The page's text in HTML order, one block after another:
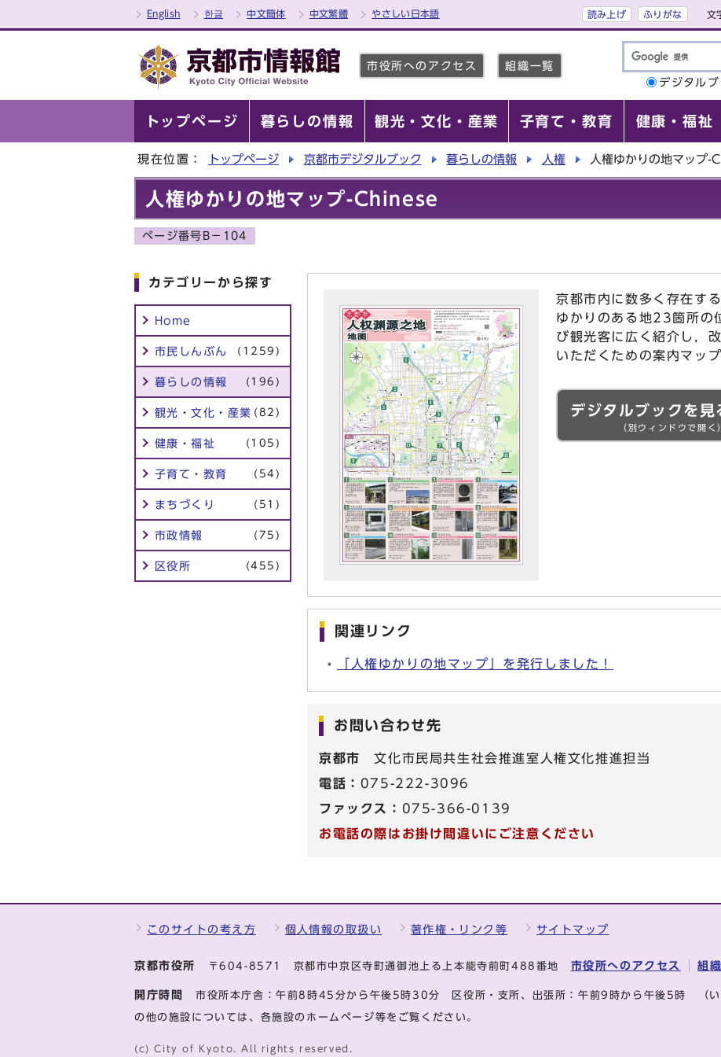
English 한글 中文簡体 中文繁體 やさしい日本語 読み上げ ふりがな 文
市役所へのアクセス
組織一覧
デジタル
トップページ 暮らしの情報 観光・文化・産業 子育て・教育 健康・福祉
現在位置： トップページ 京都市デジタルブック 暮らしの情報 人権 人権ゆかりの地マップ-
人権ゆかりの地マップ-Chinese
ページ番号B－104
カテゴリーから探す
Home
市民しんぶん (1259)
暮らしの情報 (196)
観光・文化・産業 (82)
健康・福祉 (105)
子育て・教育 (54)
まちづくり (51)
市政情報 (75)
区役所 (455)
京都市内に数多く存在す
ゆかりのある地23箇所の
び観光客に広く紹介し，
いただくための案内マップ
デジタルブックを見
（別ウィンドウで開く
関連リンク
「人権ゆかりの地マップ」を発行しました！
お問い合わせ先
京都市
文化市民局共生社会推進室人権文化推進担当
電話： 075-222-3096
ファックス： 075-366-0139
お電話の際はお掛け間違いにご注意ください
このサイトの考え方 個人情報の取扱い 著作権・リンク等 サイトマップ
京都市役所 〒604-8571 京都市中京区寺町通御池上る上本能寺前町488番地 市役所へのアクセス 組
開庁時間 市役所本庁舎：午前8時45分から午後5時30分 区役所・支所、出張所：午前9時から午後5時 （
の他の施設については、各施設のホームページ等をご覧ください。
(c) City of Kyoto. All rights reserved.